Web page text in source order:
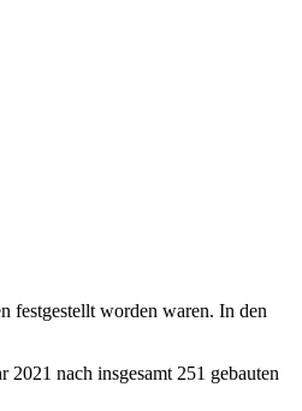
festgestellt worden waren. In den
nach insgesamt 251 gebauten